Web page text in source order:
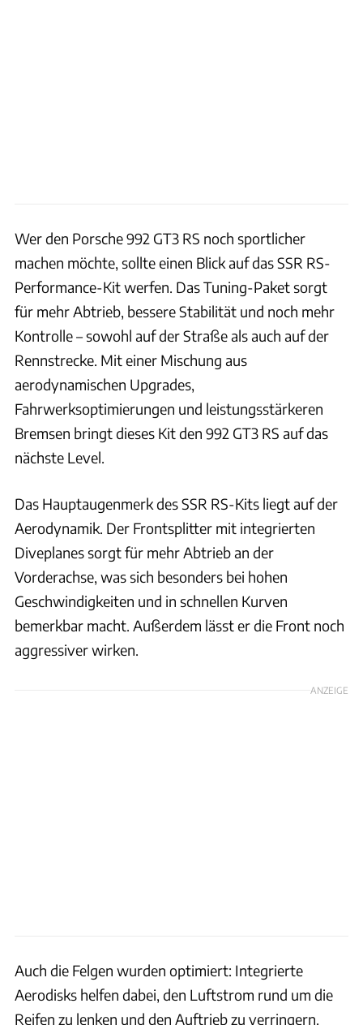
Wer den Porsche 992 GT3 RS noch sportlicher
machen möchte, sollte einen Blick auf das SSR RS-
Performance-Kit werfen. Das Tuning-Paket sorgt
für mehr Abtrieb, bessere Stabilität und noch mehr
Kontrolle – sowohl auf der Straße als auch auf der
Rennstrecke. Mit einer Mischung aus
aerodynamischen Upgrades,
Fahrwerksoptimierungen und leistungsstärkeren
Bremsen bringt dieses Kit den 992 GT3 RS auf das
nächste Level.
Das Hauptaugenmerk des SSR RS-Kits liegt auf der
Aerodynamik. Der Frontsplitter mit integrierten
Diveplanes sorgt für mehr Abtrieb an der
Vorderachse, was sich besonders bei hohen
Geschwindigkeiten und in schnellen Kurven
bemerkbar macht. Außerdem lässt er die Front noch
aggressiver wirken.
ANZEIGE
Auch die Felgen wurden optimiert: Integrierte
Aerodisks helfen dabei, den Luftstrom rund um die
Reifen zu lenken und den Auftrieb zu verringern.